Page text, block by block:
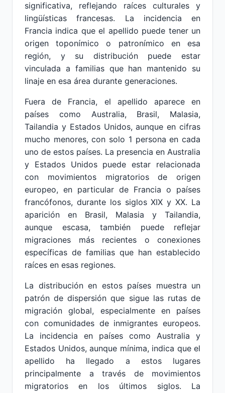
significativa, reflejando raíces culturales y
lingüísticas francesas. La incidencia en
Francia indica que el apellido puede tener un
origen toponímico o patronímico en esa
región, y su distribución puede estar
vinculada a familias que han mantenido su
linaje en esa área durante generaciones.
Fuera de Francia, el apellido aparece en
países como Australia, Brasil, Malasia,
Tailandia y Estados Unidos, aunque en cifras
mucho menores, con solo 1 persona en cada
uno de estos países. La presencia en Australia
y Estados Unidos puede estar relacionada
con movimientos migratorios de origen
europeo, en particular de Francia o países
francófonos, durante los siglos XIX y XX. La
aparición en Brasil, Malasia y Tailandia,
aunque escasa, también puede reflejar
migraciones más recientes o conexiones
específicas de familias que han establecido
raíces en esas regiones.
La distribución en estos países muestra un
patrón de dispersión que sigue las rutas de
migración global, especialmente en países
con comunidades de inmigrantes europeos.
La incidencia en países como Australia y
Estados Unidos, aunque mínima, indica que el
apellido ha llegado a estos lugares
principalmente a través de movimientos
migratorios en los últimos siglos. La